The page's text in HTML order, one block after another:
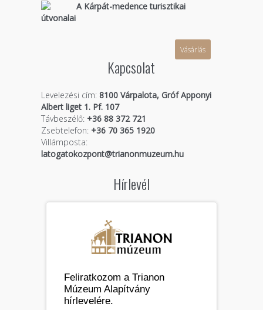
A Kárpát-medence turisztikai
útvonalai
Vásárlás
Kapcsolat
Levelezési cím: 8100 Várpalota, Gróf Apponyi
Albert liget 1. Pf. 107
Távbeszélő:+36 88 372 721
Zsebtelefon:+36 70 365 1920
Villámposta:
latogatokozpont@trianonmuzeum.hu
Hírlevél